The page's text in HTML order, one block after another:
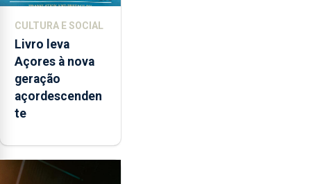
CULTURA E SOCIAL
Livro leva
Açores à nova
geração
açordescenden
te